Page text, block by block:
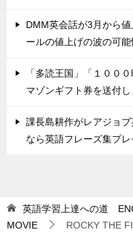
DMM英会話が3月から
ールの値上げの波の可能
「多読王国」「１００
マゾンギフト券を送付し
課長島耕作がレアジョ
なら英語フレーズ集プレ
英語学習上達への道
MOVIE
ROCKY THE